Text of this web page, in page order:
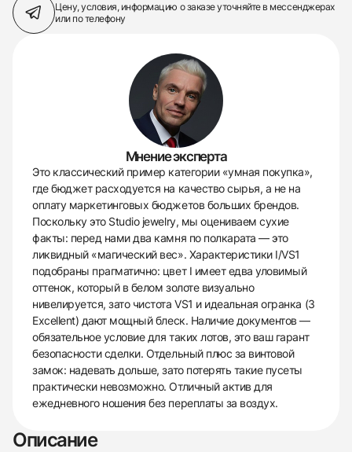
Цену, условия, информацию о заказеуточняйте в мессенджерах
или по телефону
Мнение эксперта
Это классический пример категории «умная покупка»,
где бюджет расходуется на качество сырья, а не на
оплату маркетинговых бюджетов больших брендов.
Поскольку это Studio jewelry, мы оцениваем сухие
факты: перед нами два камня по полкарата — это
ликвидный «магический вес». Характеристики I/VS1
подобраны прагматично: цвет I имеет едва уловимый
оттенок, который в белом золоте визуально
нивелируется, зато чистота VS1 и идеальная огранка (3
Excellent) дают мощный блеск. Наличие документов —
обязательное условие для таких лотов, это ваш гарант
безопасности сделки. Отдельный плюс за винтовой
замок: надевать дольше, зато потерять такие пусеты
практически невозможно. Отличный актив для
ежедневного ношения без переплаты за воздух.
Описание